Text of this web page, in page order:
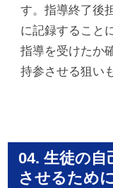
す。指導終了後
に記録すること
指導を受けたか
持参させる狙い
04. 生徒の自
させるため